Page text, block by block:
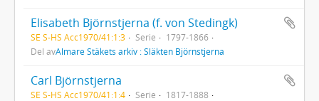
Elisabeth Björnstjerna (f. von Stedingk)
SE S-HS Acc1970/41:1:3 Serie
1797-1866
Del avAlmare Stäkets arkiv : Släkten Björnstjerna
Carl Björnstjerna
SE S-HS Acc1970/41:1:4 Serie
1817-1888